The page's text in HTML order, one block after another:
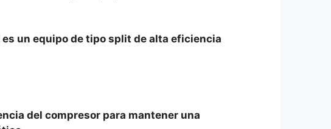
un equipo de tipo split de alta eficiencia
del compresor para mantener una